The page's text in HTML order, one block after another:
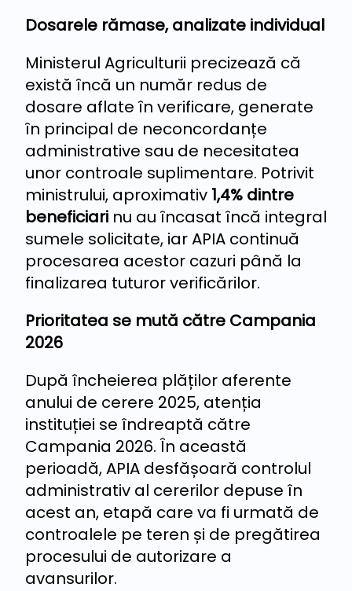
Dosarele rămase, analizate individual
Ministerul Agriculturii precizează că
există încă un număr redus de
dosare aflate în verificare, generate
în principal de neconcordanțe
administrative sau de necesitatea
unor controale suplimentare. Potrivit
ministrului, aproximativ 1,4% dintre
beneficiari nu au încasat încă integral
sumele solicitate, iar APIA continuă
procesarea acestor cazuri până la
finalizarea tuturor verificărilor.
Prioritatea se mută către Campania
2026
După încheierea plăților aferente
anului de cerere 2025, atenția
instituției se îndreaptă către
Campania 2026. În această
perioadă, APIA desfășoară controlul
administrativ al cererilor depuse în
acest an, etapă care va fi urmată de
controalele pe teren și de pregătirea
procesului de autorizare a
avansurilor.